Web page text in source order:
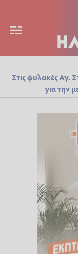
Στις φυλακές Αγ.
για την